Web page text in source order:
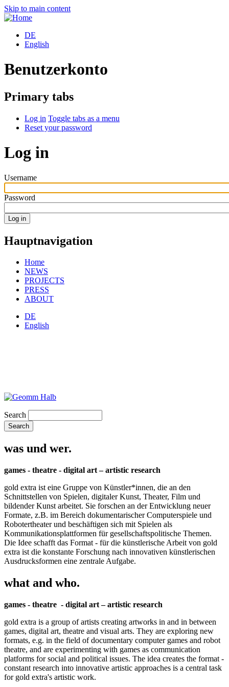
Skip to main content
DE
English
Benutzerkonto
Primary tabs
Log in Toggle tabs as a menu
Reset your password
Log in
Username
Password
Hauptnavigation
Home
NEWS
PROJECTS
PRESS
ABOUT
DE
English
Search
was und wer.
games - theatre - digital art – artistic research
gold extra ist eine Gruppe von Künstler*innen, die an den
Schnittstellen von Spielen, digitaler Kunst, Theater, Film und
bildender Kunst arbeitet. Sie forschen an der Entwicklung neuer
Formate, z.B. im Bereich dokumentarischer Computerspiele und
Robotertheater und beschäftigen sich mit Spielen als
Kommunikationsplattformen für gesellschaftspolitische Themen.
Die Idee schafft das Format - für die künstlerische Arbeit von gold
extra ist die konstante Forschung nach innovativen künstlerischen
Ausdrucksformen eine zentrale Aufgabe.
what and who.
games - theatre - digital art – artistic research
gold extra is a group of artists creating artworks in and in between
games, digital art, theatre and visual arts. They are exploring new
formats, e.g. in the field of documentary computer games and robot
theatre, and are experimenting with games as communication
platforms for social and political issues. The idea creates the format -
constant research into innovative artistic approaches is a central task
for gold extra's artistic work.